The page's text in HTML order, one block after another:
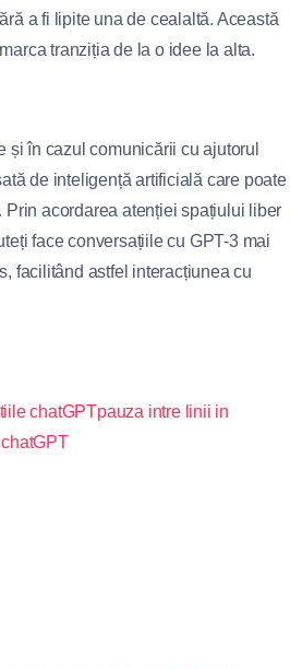
a fi lipite una de cealaltă. Această
tranziția de la o idee la alta.
și în cazul comunicării cu ajutorul
de inteligență artificială care poate
Prin acordarea atenției spațiului liber
face conversațiile cu GPT-3 mai
facilitând astfel interacțiunea cu
chatGPTpauza intre linii in